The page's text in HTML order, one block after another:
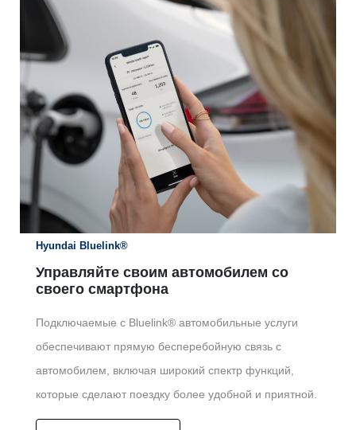
Hyundai Bluelink®
Управляйте своим автомобилем со
своего смартфона
Подключаемые с Bluelink® автомобильные услуги
обеспечивают прямую бесперебойную связь с
автомобилем, включая широкий спектр функций,
которые сделают поездку более удобной и приятной.